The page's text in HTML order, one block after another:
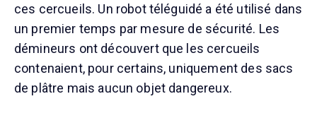
ces cercueils. Un robot téléguidé a été utilisé dans
un premier temps par mesure de sécurité. Les
démineurs ont découvert que les cercueils
contenaient, pour certains, uniquement des sacs
de plâtre mais aucun objet dangereux.